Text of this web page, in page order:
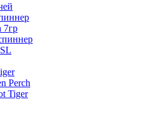
7гр
Perch
Tiger